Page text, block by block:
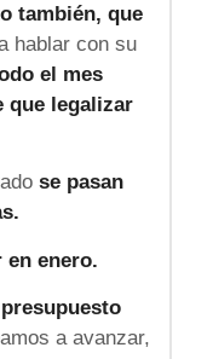
también, que
hablar con su
el mes
que legalizar
se pasan
en enero.
a avanzar,